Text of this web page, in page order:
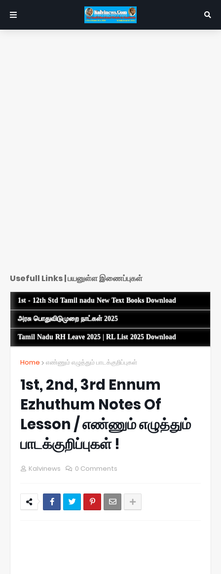
Usefull Links | பயனுள்ள இணைப்புகள்
1st - 12th Std Tamil nadu New Text Books Download
அரசு பொதுவிடுமுறை நாட்கள் 2025
Tamil Nadu RH Leave 2025 | RL List 2025 Download
Home எண்ணும் எழுத்தும் பாடக்குறிப்புகள்
1st, 2nd, 3rd Ennum
Ezhuthum Notes Of
Lesson / எண்ணும் எழுத்தும்
பாடக்குறிப்புகள் !
Kalvinews 0 Comments